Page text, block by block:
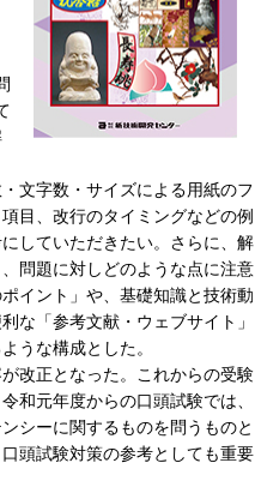
文字数・サイズによる用紙のフ
目、改行のタイミングなどの例
していただきたい。さらに、解
問題に対しどのような点に注意
イント」や、基礎知識と技術動
な「参考文献・ウェブサイト」
うな構成とした。
改正となった。これからの受験
和元年度からの口頭試験では、
シーに関するものを問うものと
頭試験対策の参考としても重要